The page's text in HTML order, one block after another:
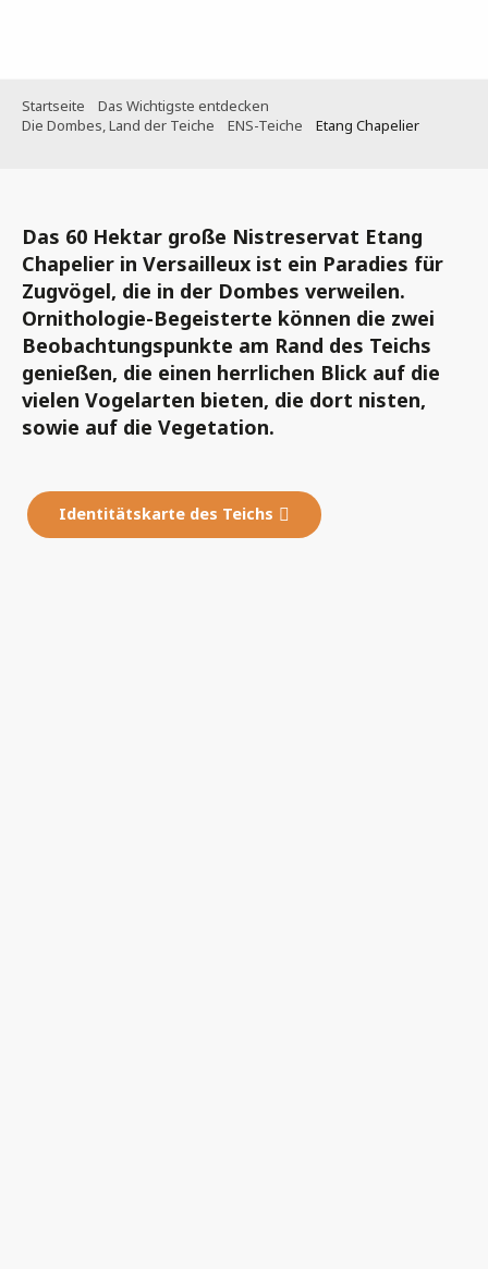
Startseite
Das Wichtigste entdecken
Die Dombes, Land der Teiche
ENS-Teiche Etang Chapelier
Das 60 Hektar große Nistreservat Etang
Chapelier in Versailleux ist ein Paradies für
Zugvögel, die in der Dombes verweilen.
Ornithologie-Begeisterte können die zwei
Beobachtungspunkte am Rand des Teichs
genießen, die einen herrlichen Blick auf die
vielen Vogelarten bieten, die dort nisten,
sowie auf die Vegetation.
Identitätskarte des Teichs